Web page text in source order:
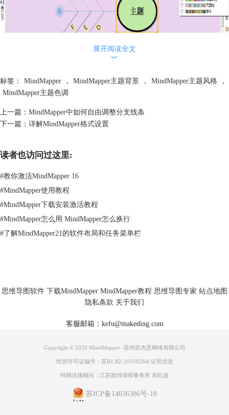
主题相关的，这样更加贴切且专业。
展开阅读全文
︾
标签： MindMapper ， MindMapper主题背景 ， MindMapper主题风格
，
MindMapper主题色调
上一篇： MindMapper中如何自由调整分支线条
下一篇： 详解MindMapper格式设置
读者也访问过这里:
#教你激活MindMapper 16
#MindMapper使用教程
#MindMapper下载安装激活教程
#MindMapper怎么用 MindMapper怎么换行
#了解MindMapper21的软件布局和任务菜单栏
思维导图软件 下载MindMapper MindMapper教程 思维导图专家 站点地图
隐私条款 关于我们
客服邮箱：kefu@makeding.com
Copyright © 2020 MindMapper -苏州苏杰思网络有限公司
经营许可证编号：苏B1.B2-20150264| 证照信息
特聘法律顾问：江苏政纬律师事务所 宋红波
苏ICP备14036386号-18